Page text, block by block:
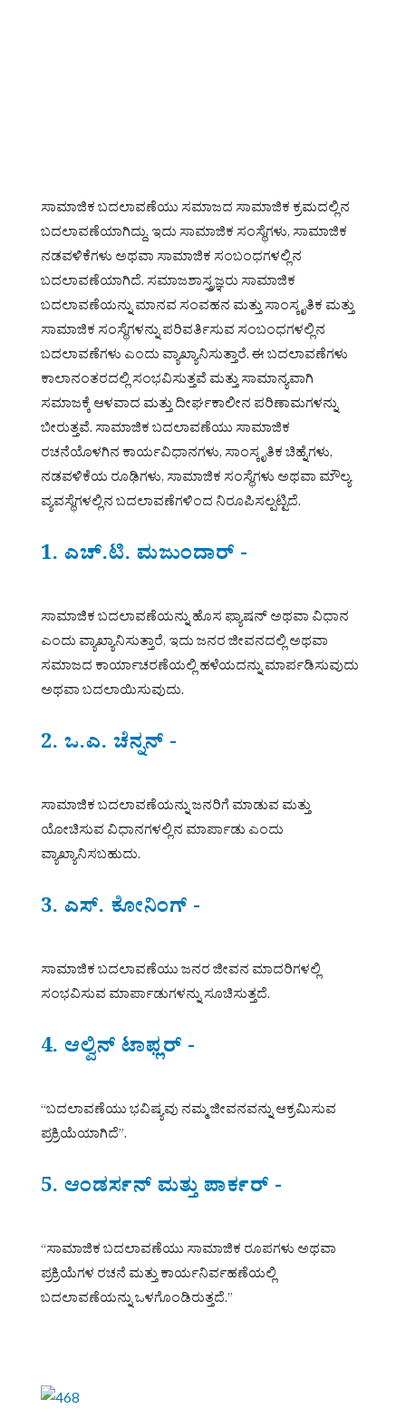
ಸಾಮಾಜಿಕ ಬದಲಾವಣೆಯು ಸಮಾಜದ ಸಾಮಾಜಿಕ ಕ್ರಮದಲ್ಲಿನ
ಬದಲಾವಣೆಯಾಗಿದ್ದು, ಇದು ಸಾಮಾಜಿಕ ಸಂಸ್ಥೆಗಳು, ಸಾಮಾಜಿಕ
ನಡವಳಿಕೆಗಳು ಅಥವಾ ಸಾಮಾಜಿಕ ಸಂಬಂಧಗಳಲ್ಲಿನ
ಬದಲಾವಣೆಯಾಗಿದೆ. ಸಮಾಜಶಾಸ್ತ್ರಜ್ಞರು ಸಾಮಾಜಿಕ
ಬದಲಾವಣೆಯನ್ನು ಮಾನವ ಸಂವಹನ ಮತ್ತು ಸಾಂಸ್ಕೃತಿಕ ಮತ್ತು
ಸಾಮಾಜಿಕ ಸಂಸ್ಥೆಗಳನ್ನು ಪರಿವರ್ತಿಸುವ ಸಂಬಂಧಗಳಲ್ಲಿನ
ಬದಲಾವಣೆಗಳು ಎಂದು ವ್ಯಾಖ್ಯಾನಿಸುತ್ತಾರೆ. ಈ ಬದಲಾವಣೆಗಳು
ಕಾಲಾನಂತರದಲ್ಲಿ ಸಂಭವಿಸುತ್ತವೆ ಮತ್ತು ಸಾಮಾನ್ಯವಾಗಿ
ಸಮಾಜಕ್ಕೆ ಆಳವಾದ ಮತ್ತು ದೀರ್ಘಕಾಲೀನ ಪರಿಣಾಮಗಳನ್ನು
ಬೀರುತ್ತವೆ. ಸಾಮಾಜಿಕ ಬದಲಾವಣೆಯು ಸಾಮಾಜಿಕ
ರಚನೆಯೊಳಗಿನ ಕಾರ್ಯವಿಧಾನಗಳು, ಸಾಂಸ್ಕೃತಿಕ ಚಿಹ್ನೆಗಳು,
ನಡವಳಿಕೆಯ ರೂಢಿಗಳು, ಸಾಮಾಜಿಕ ಸಂಸ್ಥೆಗಳು ಅಥವಾ ಮೌಲ್ಯ
ವ್ಯವಸ್ಥೆಗಳಲ್ಲಿನ ಬದಲಾವಣೆಗಳಿಂದ ನಿರೂಪಿಸಲ್ಪಟ್ಟಿದೆ.
1. ಎಚ್.ಟಿ. ಮಜುಂದಾರ್ -
ಸಾಮಾಜಿಕ ಬದಲಾವಣೆಯನ್ನು ಹೊಸ ಫ್ಯಾಷನ್ ಅಥವಾ ವಿಧಾನ
ಎಂದು ವ್ಯಾಖ್ಯಾನಿಸುತ್ತಾರೆ, ಇದು ಜನರ ಜೀವನದಲ್ಲಿ ಅಥವಾ
ಸಮಾಜದ ಕಾರ್ಯಾಚರಣೆಯಲ್ಲಿ ಹಳೆಯದನ್ನು ಮಾರ್ಪಡಿಸುವುದು
ಅಥವಾ ಬದಲಾಯಿಸುವುದು.
2. ಒ.ಎ. ಚೆನ್ನನ್ -
ಸಾಮಾಜಿಕ ಬದಲಾವಣೆಯನ್ನು ಜನರಿಗೆ ಮಾಡುವ ಮತ್ತು
ಯೋಚಿಸುವ ವಿಧಾನಗಳಲ್ಲಿನ ಮಾರ್ಪಾಡು ಎಂದು
ವ್ಯಾಖ್ಯಾನಿಸಬಹುದು.
3. ಎಸ್. ಕೋನಿಂಗ್ -
ಸಾಮಾಜಿಕ ಬದಲಾವಣೆಯು ಜನರ ಜೀವನ ಮಾದರಿಗಳಲ್ಲಿ
ಸಂಭವಿಸುವ ಮಾರ್ಪಾಡುಗಳನ್ನು ಸೂಚಿಸುತ್ತದೆ.
4. ಆಲ್ವಿನ್ ಟಾಫ್ಲರ್ -
“ಬದಲಾವಣೆಯು ಭವಿಷ್ಯವು ನಮ್ಮ ಜೀವನವನ್ನು ಆಕ್ರಮಿಸುವ
ಪ್ರಕ್ರಿಯೆಯಾಗಿದೆ”.
5. ಆಂಡರ್ಸನ್ ಮತ್ತು ಪಾರ್ಕರ್ -
“ಸಾಮಾಜಿಕ ಬದಲಾವಣೆಯು ಸಾಮಾಜಿಕ ರೂಪಗಳು ಅಥವಾ
ಪ್ರಕ್ರಿಯೆಗಳ ರಚನೆ ಮತ್ತು ಕಾರ್ಯನಿರ್ವಹಣೆಯಲ್ಲಿ
ಬದಲಾವಣೆಯನ್ನು ಒಳಗೊಂಡಿರುತ್ತದೆ.”